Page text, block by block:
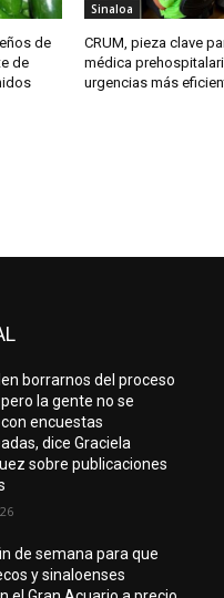
de
de
Sinaloa
CRUM, pieza clave
médica
urgencias más
borrarnos del proceso
la gente no se
encuestas
dice Graciela
sobre publicaciones
de semana para que
y sinaloenses